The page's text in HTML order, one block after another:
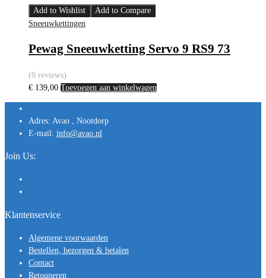
Add to Wishlist
Add to Compare
Sneeuwkettingen
Pewag Sneeuwketting Servo 9 RS9 73
(0 reviews)
€ 139,00 Toevoegen aan winkelwagen
Adres: Avao , Nootdorp
E-mail: info@avao.nl
Join Us:
Klantenservice
Algemene voorwaarden
Bestellen, bezorgen & betalen
Contact
Retouneren